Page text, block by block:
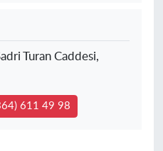
Turan Caddesi,
611 49 98